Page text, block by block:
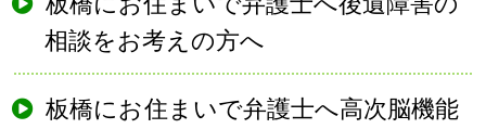
相談をお考えの方へ
板橋にお住まいで弁護士へ高次脳機能